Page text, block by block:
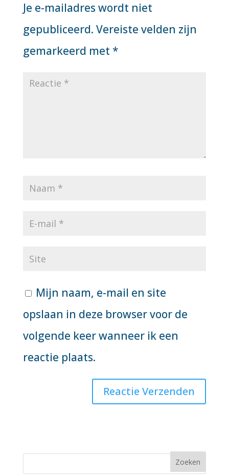
Je e-mailadres wordt niet
gepubliceerd. Vereiste velden zijn
gemarkeerd met *
Mijn naam, e-mail en site
opslaan in deze browser voor de
volgende keer wanneer ik een
reactie plaats.